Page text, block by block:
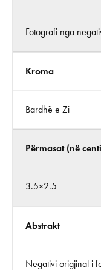
Fotografi nga
Kroma
Bardhë e Zi
Përmasat (në
3.5×2.5
Abstrakt
Negativi origjinal i